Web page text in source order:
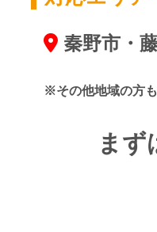
秦野市・
※その他地域の方
まず